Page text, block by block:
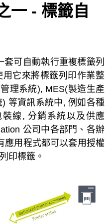
一 - 標籤自
套可自動執行重複標籤列
它來將標籤列印作業整
理系統), MES(製造生產
等資訊系統中, 例如各種
線, 分銷系統以及供應
公司中各部門、各辦
應用程式都可以套用授權
印標籤。